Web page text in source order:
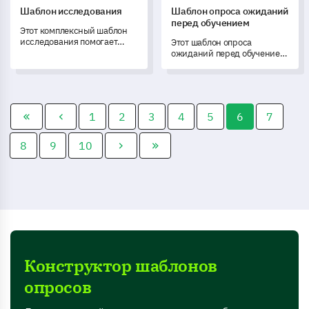
Шаблон исследования
Этот комплексный шаблон
исследования помогает
Шаблон опроса ожиданий
перед обучением
Этот шаблон опроса
ожиданий перед обучением
1 2 3 4 5 6 7
8 9 10
Конструктор шаблонов
опросов